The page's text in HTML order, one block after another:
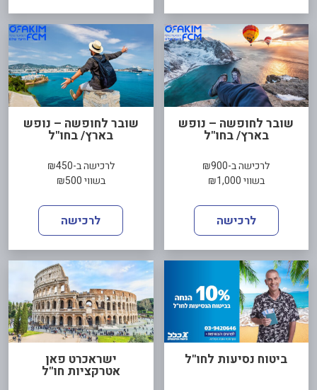
שובר לחופשה – נופש
בארץ/ בחו"ל
לרכישה ב-₪900
בשווי ₪1,000
לרכישה
שובר לחופשה – נופש
בארץ/ בחו"ל
לרכישה ב-₪450
בשווי ₪500
לרכישה
ביטוח נסיעות לחו"ל ישראכרט פאן
אטרקציות חו"ל